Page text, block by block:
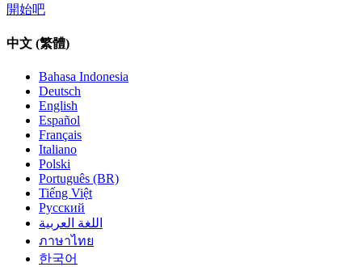
開始吧
中文 (繁體)
Bahasa Indonesia
Deutsch
English
Español
Français
Italiano
Polski
Português (BR)
Tiếng Việt
Русский
اللغة العربية
ภาษาไทย
한국어